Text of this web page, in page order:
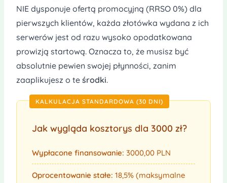
NIE dysponuje ofertą promocyjną (RRSO 0%) dla
pierwszych klientów, każda złotówka wydana z ich
serwerów jest od razu wysoko opodatkowana
prowizją startową. Oznacza to, że musisz być
absolutnie pewien swojej płynności, zanim
zaaplikujesz o te środki.
KALKULACJA STANDARDOWA (30 DNI)
Jak wygląda kosztorys dla 3000 zł?
Wypłacone finansowanie: 3000,00 PLN
Oprocentowanie stałe: 18,5% (maksymalne